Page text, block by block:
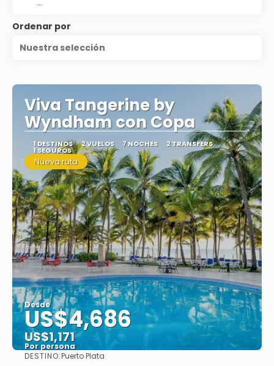
Ordenar por
Nuestra selección
Viva Tangerine by
Wyndham con Copa
1 DESTINOS 2 VUELOS 7 NOCHES 2 TRANSFERS
1 SEGUROS
Nueva ruta
Desde
US$4,686
US$1,171
Por persona
DESTINO:Puerto Plata